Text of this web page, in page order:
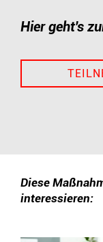
Hier geht's
Diese
interessieren: